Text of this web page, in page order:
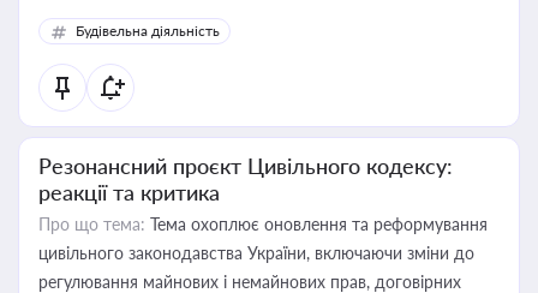
Будівельна діяльність
Резонансний проєкт Цивільного кодексу:
реакції та критика
Про що тема: Тема охоплює оновлення та реформування
цивільного законодавства України, включаючи зміни до
регулювання майнових і немайнових прав, договірних